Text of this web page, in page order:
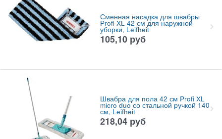
Сменная насадка для швабры
Profi XL 42 см для наружной
уборки, Leifheit
105,10 руб
Швабра для пола 42 см Profi XL
micro duo со стальной ручкой 140
см, Leifheit
218,04 руб